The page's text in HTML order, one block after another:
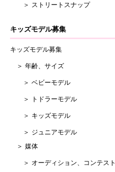
＞ ストリートスナップ
キッズモデル募集
キッズモデル募集
＞ 年齢、サイズ
＞ ベビーモデル
＞ トドラーモデル
＞ キッズモデル
＞ ジュニアモデル
＞ 媒体
＞ オーディション、コンテスト